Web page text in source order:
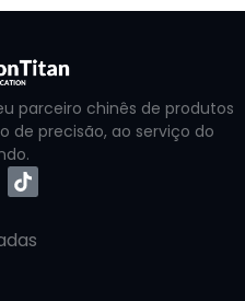
parceiro chinês de produtos
de precisão, ao serviço do